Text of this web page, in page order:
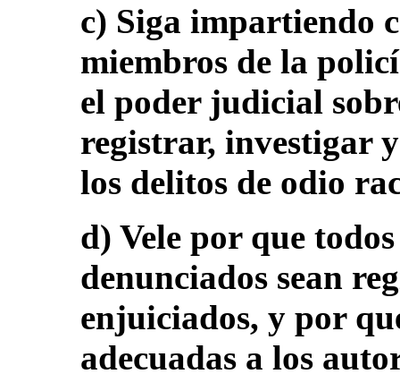
c) Siga impartiendo
miembros de la
el poder judicial
registrar, investigar
los delitos de odio
d) Vele por que
denunciados sean
enjuiciados, y por
adecuadas a los